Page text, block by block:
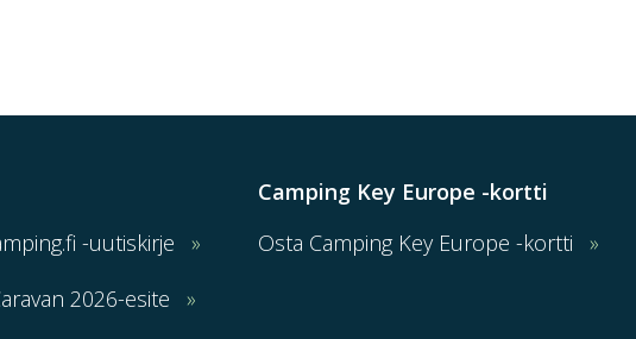
-uutiskirje
2026-esite
Camping Key Europe -kortti
Osta Camping Key Europe -kortti